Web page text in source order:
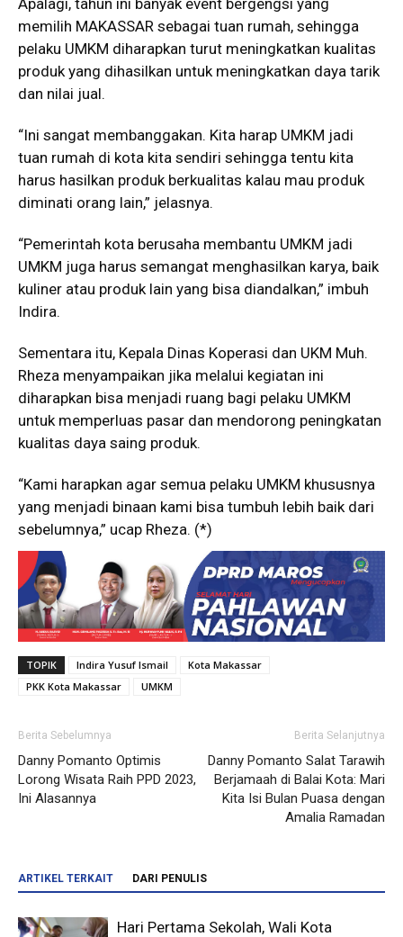
memilih MAKASSAR sebagai tuan rumah, sehingga
pelaku UMKM diharapkan turut meningkatkan kualitas
produk yang dihasilkan untuk meningkatkan daya tarik
dan nilai jual.
“Ini sangat membanggakan. Kita harap UMKM jadi
tuan rumah di kota kita sendiri sehingga tentu kita
harus hasilkan produk berkualitas kalau mau produk
diminati orang lain,” jelasnya.
“Pemerintah kota berusaha membantu UMKM jadi
UMKM juga harus semangat menghasilkan karya, baik
kuliner atau produk lain yang bisa diandalkan,” imbuh
Indira.
Sementara itu, Kepala Dinas Koperasi dan UKM Muh.
Rheza menyampaikan jika melalui kegiatan ini
diharapkan bisa menjadi ruang bagi pelaku UMKM
untuk memperluas pasar dan mendorong peningkatan
kualitas daya saing produk.
“Kami harapkan agar semua pelaku UMKM khususnya
yang menjadi binaan kami bisa tumbuh lebih baik dari
sebelumnya,” ucap Rheza. (*)
TOPIK Indira Yusuf Ismail
Kota Makassar
PKK Kota Makassar
UMKM
Berita Sebelumnya
Danny Pomanto Optimis
Lorong Wisata Raih PPD 2023,
Ini Alasannya
Berita Selanjutnya
Danny Pomanto Salat Tarawih
Berjamaah di Balai Kota: Mari
Kita Isi Bulan Puasa dengan
Amalia Ramadan
ARTIKEL TERKAIT DARI PENULIS
Hari Pertama Sekolah, Wali Kota